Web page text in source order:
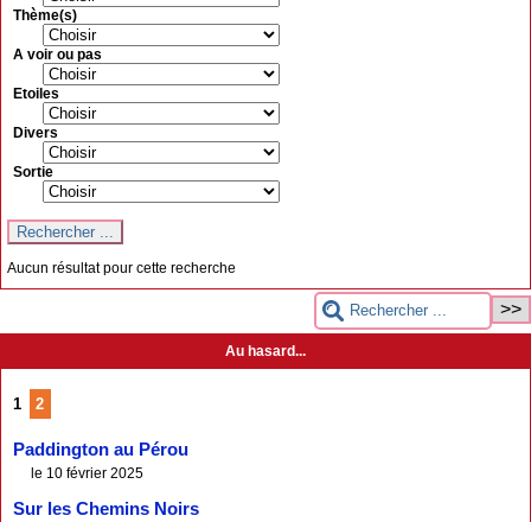
Thème(s)
A voir ou pas
Etoiles
Divers
Sortie
Aucun résultat pour cette recherche
Au hasard...
1 2
Paddington au Pérou
le 10 février 2025
Sur les Chemins Noirs